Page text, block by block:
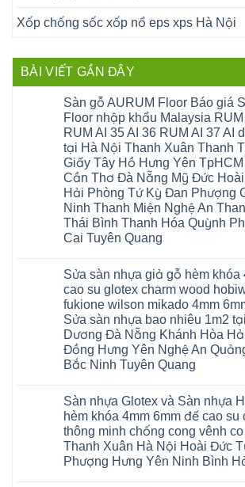
Xốp chống sốc xốp nổ eps xps Hà Nội
BÀI VIẾT GẦN ĐÂY
Sàn gỗ AURUM Floor Báo giá
Floor nhập khẩu Malaysia
RUM AI 35 AI 36 RUM AI 37 AI
tại Hà Nội Thanh Xuân Thanh
Giấy Tây Hồ Hưng Yên
Cần Thơ Đà Nẵng Mỹ Đức
Hải Phòng Tứ Kỳ Đan Phượng
Ninh Thanh Miện Nghệ An
Thái Bình Thanh Hóa Quỳnh
Cai Tuyên Quang
bình
luận
ở
Sàn
gỗ
AURUM
Floor
Báo
giá
Sàn
Floor
nhập
khẩu
Malaysia
RUM
14
AI
Sửa sàn nhựa giả gỗ hèm khóa
cao su glotex charm wood
fukione wilson mikado 4mm
Sửa sàn nhựa bao nhiêu 1m2
Dương Đà Nẵng Khánh Hòa
Đồng Hưng Yên Nghệ An
Bắc Ninh Tuyên Quang
bình
luận
ở
Sửa
sàn
nhựa
giả
Sàn nhựa Glotex và Sàn nhựa
hèm khóa 4mm 6mm đế cao su
thông minh chống cong vênh
Thanh Xuân Hà Nội Hoài Đức
Phượng Hưng Yên Ninh Bình